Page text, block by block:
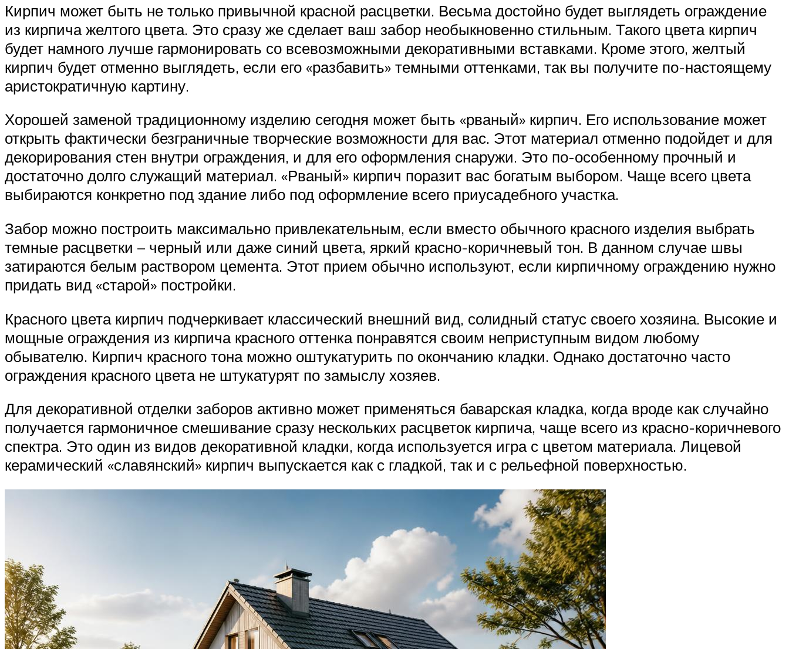
Кирпич может быть не только привычной красной расцветки. Весьма достойно будет выглядеть ограждение
из кирпича желтого цвета. Это сразу же сделает ваш забор необыкновенно стильным. Такого цвета кирпич
будет намного лучше гармонировать со всевозможными декоративными вставками. Кроме этого, желтый
кирпич будет отменно выглядеть, если его «разбавить» темными оттенками, так вы получите по-настоящему
аристократичную картину.
Хорошей заменой традиционному изделию сегодня может быть «рваный» кирпич. Его использование может
открыть фактически безграничные творческие возможности для вас. Этот материал отменно подойдет и для
декорирования стен внутри ограждения, и для его оформления снаружи. Это по-особенному прочный и
достаточно долго служащий материал. «Рваный» кирпич поразит вас богатым выбором. Чаще всего цвета
выбираются конкретно под здание либо под оформление всего приусадебного участка.
Забор можно построить максимально привлекательным, если вместо обычного красного изделия выбрать
темные расцветки – черный или даже синий цвета, яркий красно-коричневый тон. В данном случае швы
затираются белым раствором цемента. Этот прием обычно используют, если кирпичному ограждению нужно
придать вид «старой» постройки.
Красного цвета кирпич подчеркивает классический внешний вид, солидный статус своего хозяина. Высокие и
мощные ограждения из кирпича красного оттенка понравятся своим неприступным видом любому
обывателю. Кирпич красного тона можно оштукатурить по окончанию кладки. Однако достаточно часто
ограждения красного цвета не штукатурят по замыслу хозяев.
Для декоративной отделки заборов активно может применяться баварская кладка, когда вроде как случайно
получается гармоничное смешивание сразу нескольких расцветок кирпича, чаще всего из красно-коричневого
спектра. Это один из видов декоративной кладки, когда используется игра с цветом материала. Лицевой
керамический «славянский» кирпич выпускается как с гладкой, так и с рельефной поверхностью.